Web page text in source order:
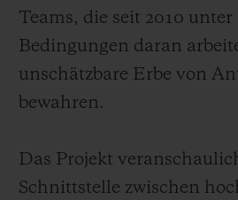
Teams, die seit 2010
Bedingungen daran
unschätzbare Erbe von
bewahren.
Das Projekt
Schnittstelle zwischen